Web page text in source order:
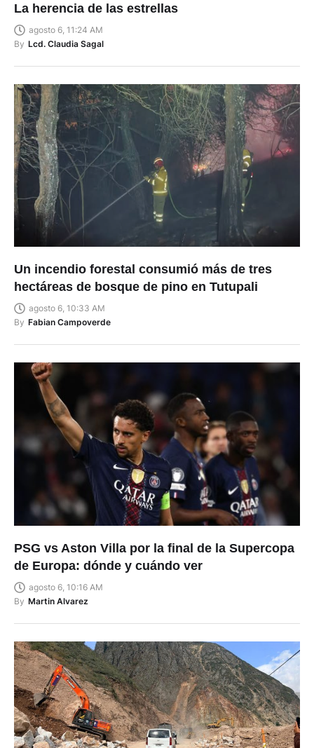
La herencia de las estrellas
agosto 6, 11:24 AM
By Lcd. Claudia Sagal
Un incendio forestal consumió más de tres
hectáreas de bosque de pino en Tutupali
agosto 6, 10:33 AM
By Fabian Campoverde
PSG vs Aston Villa por la final de la Supercopa
de Europa: dónde y cuándo ver
agosto 6, 10:16 AM
By Martin Alvarez